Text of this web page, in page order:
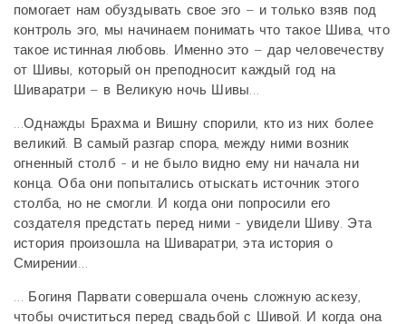
помогает нам обуздывать свое эго – и только взяв под
контроль эго, мы начинаем понимать что такое Шива, что
такое истинная любовь. Именно это – дар человечеству
от Шивы, который он преподносит каждый год на
Шиваратри – в Великую ночь Шивы…
…Однажды Брахма и Вишну спорили, кто из них более
великий. В самый разгар спора, между ними возник
огненный столб - и не было видно ему ни начала ни
конца. Оба они попытались отыскать источник этого
столба, но не смогли. И когда они попросили его
создателя предстать перед ними - увидели Шиву. Эта
история произошла на Шиваратри, эта история о
Смирении…
… Богиня Парвати совершала очень сложную аскезу,
чтобы очиститься перед свадьбой с Шивой. И когда она